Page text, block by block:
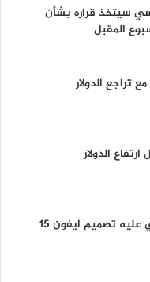
سيتخذ قراره بشأن
المقبل
تراجع الدولار
الدولار
تصميم آيفون 15